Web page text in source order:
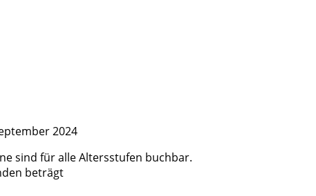
2024
sind für alle Altersstufen buchbar.
beträgt